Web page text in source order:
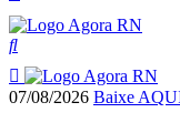
07/08/2026 Baixe